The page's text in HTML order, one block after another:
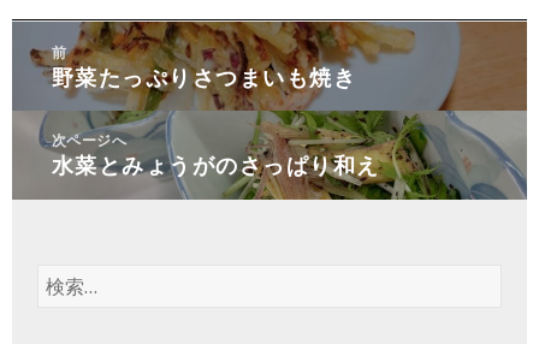
稿
前
前
の
投
稿:
野菜たっぷりさつまいも焼き
次ページへ
次
の
水菜とみょうがのさっぱり和え
検